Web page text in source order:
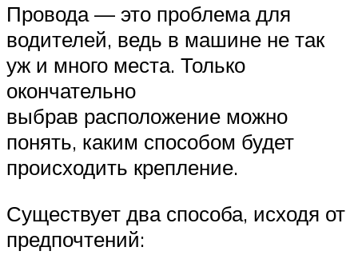
Провода — это проблема для
водителей, ведь в машине не так
уж и много места. Только
окончательно
выбрав расположение можно
понять, каким способом будет
происходить крепление.
Существует два способа, исходя от
предпочтений: